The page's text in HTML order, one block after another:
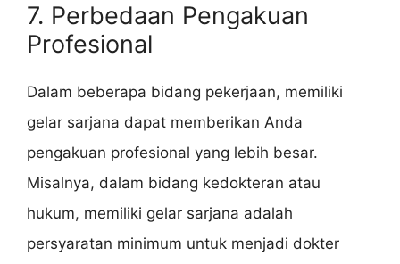
7. Perbedaan Pengakuan
Profesional
Dalam beberapa bidang pekerjaan, memiliki
gelar sarjana dapat memberikan Anda
pengakuan profesional yang lebih besar.
Misalnya, dalam bidang kedokteran atau
hukum, memiliki gelar sarjana adalah
persyaratan minimum untuk menjadi dokter